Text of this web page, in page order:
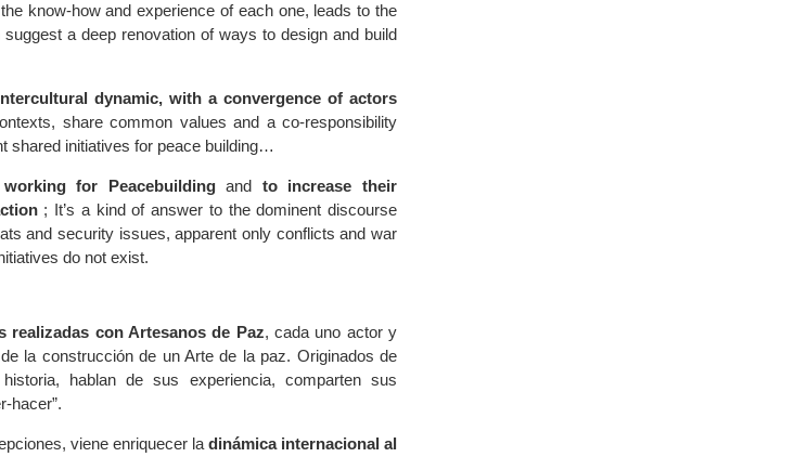
know-how and experience of each one, leads to the
a deep renovation of ways to design and build
dynamic, with a convergence of actors
share common values and a co-responsibility
shared initiatives for peace building…
for Peacebuildingand to increase their
; It’s a kind of answer to the dominent discourse
and security issues, apparent only conflicts and war
do not exist.
realizadas con Artesanos de Paz, cada uno actor y
la construcción de un Arte de la paz. Originados de
hablan de sus experiencia, comparten sus
hacer”.
viene enriquecer la dinámica internacional al